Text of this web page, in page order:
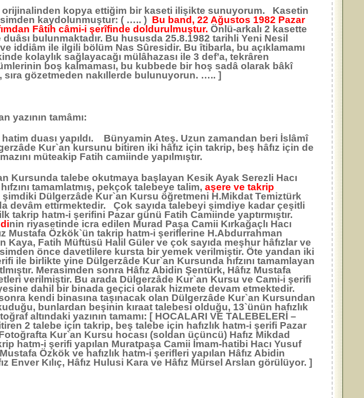
orijinalinden kopya ettiğim bir kaseti ilişikte sunuyorum. Kasetin
kaydolunmuştur: ( ….. ) Bu band, 22 Ağustos 1982 Pazar
Fâtih câmi-i şerîfinde doldurulmuştur. Önlü-arkalı 2 kasette
bulunmaktadır. Bu hususda 25.8.1982 tarihli Yeni Nesil
iddiâm ile ilgili bölüm Nas Sûresidir. Bu îtibarla, bu açıklamamı
kolaylık sağlayacağı mülâhazası ile 3 def’a, tekrâren
boş kalmaması, bu kubbede bir hoş sadâ olarak bâkî
gözetmeden nakıllerde bulunuyorun. ….. ]
yazının tamâmı:
duası yapıldı. Bünyamin Ateş. Uzun zamandan beri İslâmî
Kur`an kursunu bitiren iki hâfız için takrip, beş hâfız için de
müteakip Fatih camiinde yapılmıştır.
Kursunda talebe okutmaya başlayan Kesik Ayak Serezli Hacı
tamamlatmış, pekçok talebeye talim,aşere ve takrip
Dülgerzâde Kur`an Kursu öğretmeni H.Mikdat Temiztürk
devâm ettirmektedir. Çok sayıda talebeyi şimdiye kadar çeşitli
takrip hatm-i şerifini Pazar günü Fatih Camiinde yaptırmıştır.
nin riyasetinde icra edilen Murad Paşa Camii Kırkağaçlı Hacı
Mustafa Özkök`ün takrip hatm-i şeriflerine H.Abdurrahman
Fatih Müftüsü Halil Güler ve çok sayıda meşhur hâfızlar ve
önce davetlilere kursta bir yemek verilmiştir. Öte yandan iki
ile birlikte yine Dülgerzâde Kur`an Kursunda hıfzını tamamlayan
Merasimden sonra Hâfız Abidin Şentürk, Hâfız Mustafa
verilmiştir. Bu arada Dülgerzâde Kur`an Kursu ve Cami-i şerifi
dahil bir binada geçici olarak hizmete devam etmektedir.
kendi binasına taşınacak olan Dülgerzâde Kur`an Kursundan
bunlardan beşinin kıraat talebesi olduğu, 13`ünün hafızlık
altındaki yazının tamamı: [ HOCALARI VE TALEBELERİ –
2 talebe için takrip, beş talebe için hafızlık hatm-i şerifi Pazar
Kur`an Kursu hocası (soldan üçüncü) Hafız Mikdad
hatm-i şerifi yapılan Muratpaşa Camii İmam-hatibi Hacı Yusuf
Özkök ve hafızlık hatm-i şerifleri yapılan Hâfız Abidin
Enver Kılıç, Hâfız Hulusi Kara ve Hâfız Mürsel Arslan görülüyor. ]